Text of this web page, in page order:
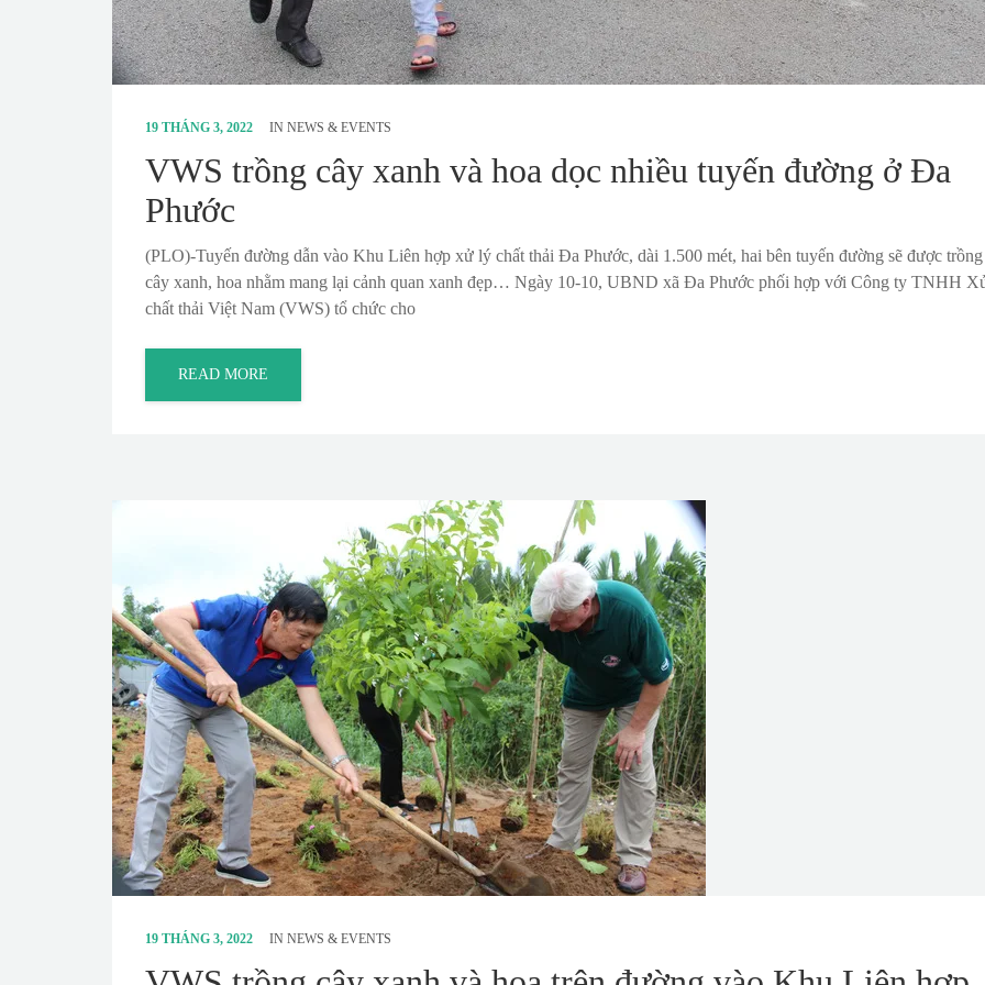
19 THÁNG 3, 2022 IN NEWS & EVENTS
VWS trồng cây xanh và hoa dọc nhiều tuyến đường ở Đa
Phước
(PLO)-Tuyến đường dẫn vào Khu Liên hợp xử lý chất thải Đa Phước, dài 1.500 mét, hai bên tuyến đường sẽ được trồng
cây xanh, hoa nhằm mang lại cảnh quan xanh đẹp… Ngày 10-10, UBND xã Đa Phước phối hợp với Công ty TNHH
chất thải Việt Nam (VWS) tổ chức cho
READ MORE
19 THÁNG 3, 2022 IN NEWS & EVENTS